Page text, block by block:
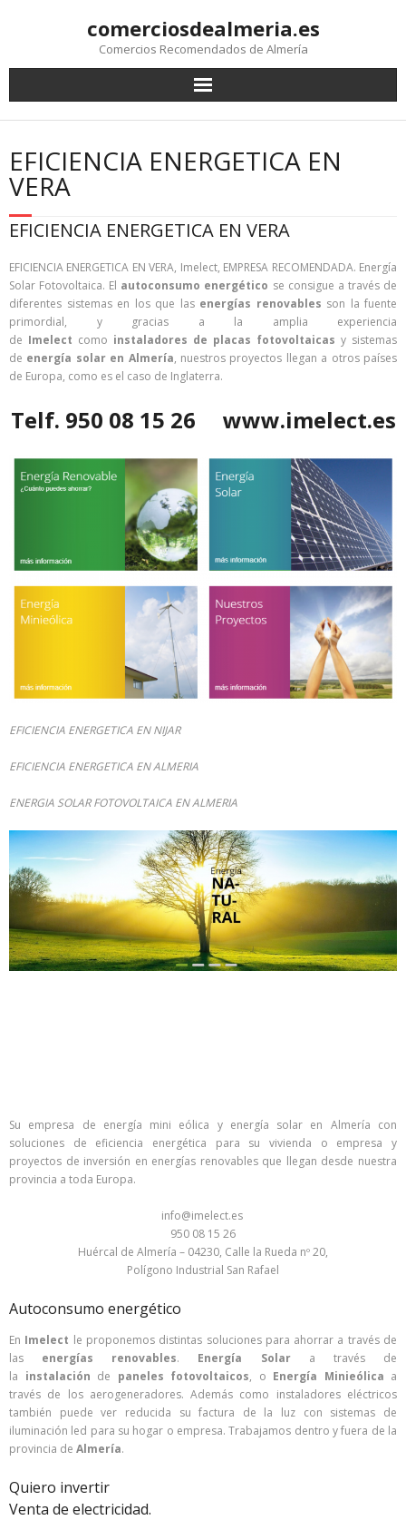
comerciosdealmeria.es
Comercios Recomendados de Almería
EFICIENCIA ENERGETICA EN
VERA
EFICIENCIA ENERGETICA EN VERA
EFICIENCIA ENERGETICA EN VERA, Imelect, EMPRESA RECOMENDADA. Energía
Solar Fotovoltaica. El autoconsumo energético se consigue a través de
diferentes sistemas en los que las energías renovables son la fuente
primordial, y gracias a la amplia experiencia
de Imelect como instaladores de placas fotovoltaicas y sistemas
de energía solar en Almería, nuestros proyectos llegan a otros países
de Europa, como es el caso de Inglaterra.
Telf. 950 08 15 26 www.imelect.es
EFICIENCIA ENERGETICA EN NIJAR
EFICIENCIA ENERGETICA EN ALMERIA
ENERGIA SOLAR FOTOVOLTAICA EN ALMERIA
Su empresa de energía mini eólica y energía solar en Almería con
soluciones de eficiencia energética para su vivienda o empresa y
proyectos de inversión en energías renovables que llegan desde nuestra
provincia a toda Europa.
info@imelect.es
950 08 15 26
Huércal de Almería – 04230, Calle la Rueda nº 20,
Polígono Industrial San Rafael
Autoconsumo energético
En Imelect le proponemos distintas soluciones para ahorrar a través de
las energías renovables. Energía Solara través de
la instalación de paneles fotovoltaicos, o Energía Minieólica a
través de los aerogeneradores. Además como instaladores eléctricos
también puede ver reducida su factura de la luz con sistemas de
iluminación led para su hogar o empresa. Trabajamos dentro y fuera de la
provincia de Almería.
Quiero invertir
Venta de electricidad.